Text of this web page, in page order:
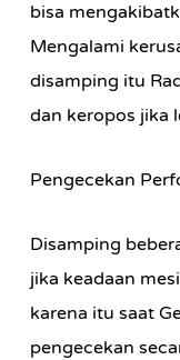
bisa
Mengalami
disamping itu
dan keropos jika
Pengecekan
Disamping
jika keadaan
karena itu saat
pengecekan